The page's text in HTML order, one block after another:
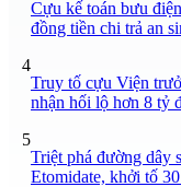
Cựu kế toán bưu
đồng tiền chi trả an
4
Truy tố cựu Viện
nhận hối lộ hơn 8 tỷ
5
Triệt phá đường dây
Etomidate, khởi tố